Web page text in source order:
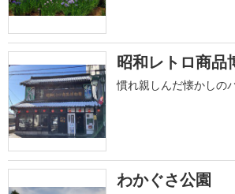
昭和レトロ商品
慣れ親しんだ懐かしの
わかぐさ公園